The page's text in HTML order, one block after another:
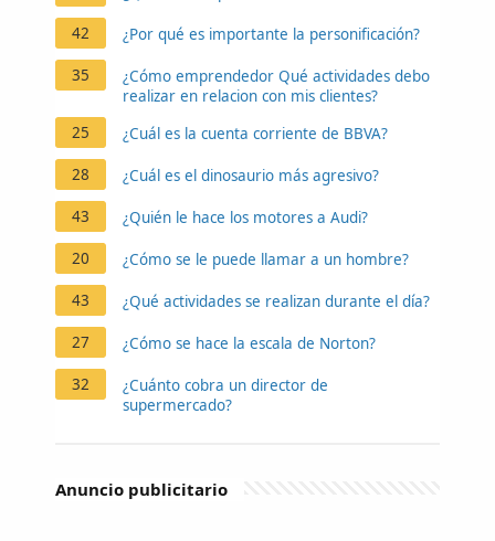
42 ¿Por qué es importante la personificación?
35
¿Cómo emprendedor Qué actividades debo
realizar en relacion con mis clientes?
25
¿Cuál es la cuenta corriente de BBVA?
28 ¿Cuál es el dinosaurio más agresivo?
43 ¿Quién le hace los motores a Audi?
20 ¿Cómo se le puede llamar a un hombre?
43 ¿Qué actividades se realizan durante el día?
27 ¿Cómo se hace la escala de Norton?
32
¿Cuánto cobra un director de
supermercado?
Anuncio publicitario